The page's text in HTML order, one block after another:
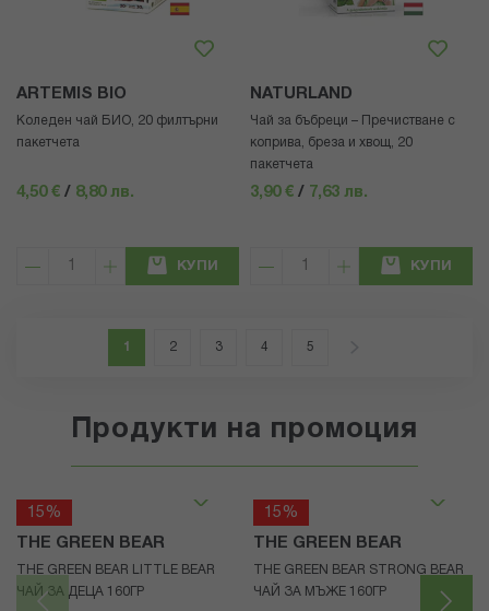
ARTEMIS BIO
Коледен чай БИО, 20 филтърни
пакетчета
4,50 € / 8,80 лв.
КУПИ
NATURLAND
Чай за бъбреци – Пречистване с
коприва, бреза и хвощ, 20
пакетчета
3,90 € / 7,63 лв.
КУПИ
В момента четете страница
1 Страница
2 Страница
3 Страница
4 Страница
5
Продукти на промоция
15%
THE GREEN BEAR
THE GREEN BEAR LITTLE BEAR
ЧАЙ ЗА ДЕЦА 160ГР
15%
THE GREEN BEAR
THE GREEN BEAR STRONG BEAR
ЧАЙ ЗА МЪЖЕ 160ГР